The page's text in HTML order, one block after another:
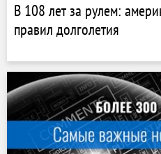
В 108 лет за рулем:
правил долголетия